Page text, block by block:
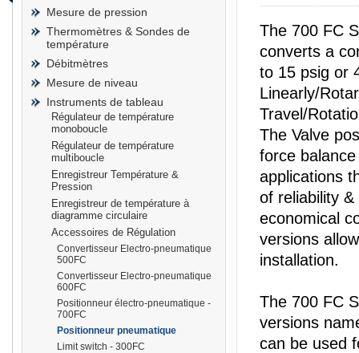
Mesure de pression
Thermomètres & Sondes de
température
Débitmètres
Mesure de niveau
Instruments de tableau
Régulateur de température
monoboucle
Régulateur de température
multiboucle
Enregistreur Température &
Pression
Enregistreur de température à
diagramme circulaire
Accessoires de Régulation
Convertisseur Electro-pneumatique
500FC
Convertisseur Electro-pneumatique
600FC
Positionneur électro-pneumatique -
700FC
Positionneur pneumatique
Limit switch - 300FC
The 700 FC
converts a
to 15 psig or
Linearly/
Travel/
The Valve
force
applications
of reliability
economical
versions
installation.
The 700 FC
versions
can be used